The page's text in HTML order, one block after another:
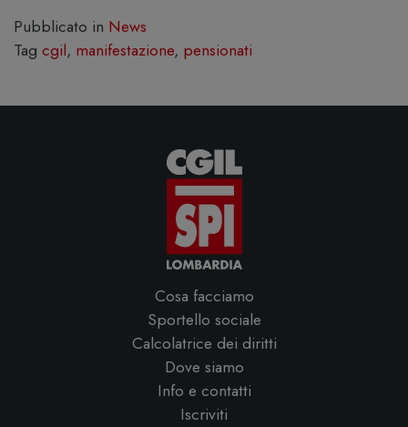
Pubblicato in News
Tag cgil, manifestazione, pensionati
Cosa facciamo
Sportello sociale
Calcolatrice dei diritti
Dove siamo
Info e contatti
Iscriviti